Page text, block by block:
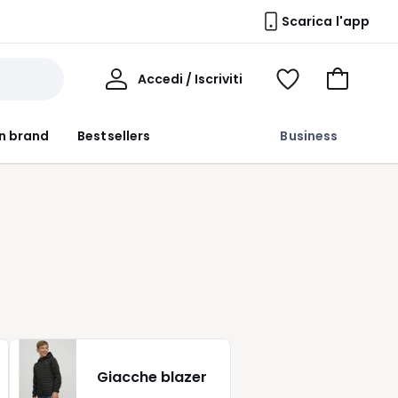
Scarica l'app
brand Bestsellers Business
Accedi / Iscriviti
Voir
Vai
Giacche blazer